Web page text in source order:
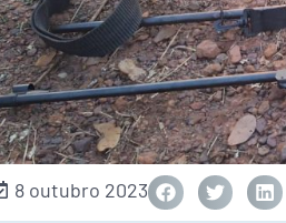
8 outubro 2023